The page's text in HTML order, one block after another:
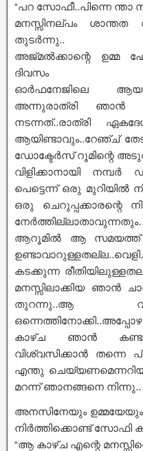
“പറ സോഫീ..പിന്നെ ന്താ
മനസ്സിനല്പം
തുടർന്നു..
അജ്മൽക്കാന്റെ ഉമ്മ
ദിവസം
ഓർഫനേജിലെ
അന്നുരാത്രി ഞാൻ
നടന്നത്..രാത്രി
ആയിണ്ടാവും..റേഞ്ച്
ഡോക്ടേർസ് റൂമിന്റെ
വിളിക്കാനായി
പെട്ടെന്ന് ഒരു
ഒരു ചെറുപ്പക്കാരന്റെ
ആറൂമിൽ ആ സമയത്ത്
കടക്കുന്ന
മനസ്സിലാക്കിയ ഞാൻ
തുറന്നു..ആ
കാഴ്ച ഞാൻ
വിശ്വസിക്കാൻ തന്നെ
എന്തു
മറന്ന് ഞാനങ്ങനെ നിന്നു..
അനസിനേയും
നിർത്തിക്കൊണ്ട് സോഫി
“ആ കാഴ്ച എന്റെ